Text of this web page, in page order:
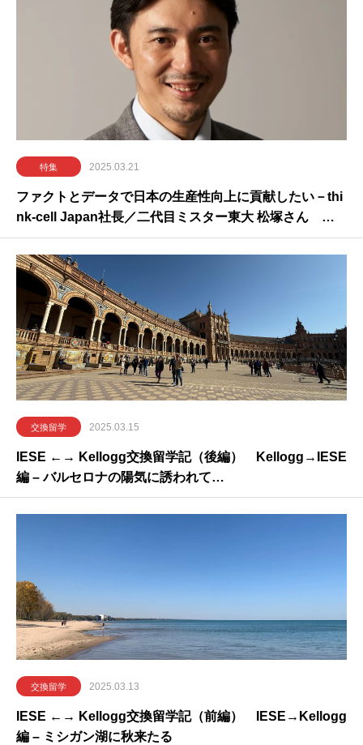
特集 2025.03.21
ファクトとデータで日本の生産性向上に貢献したい－thi
nk-cell Japan社長／二代目ミスター東大 松塚さん イ
ンタビュー
交換留学 2025.03.15
IESE ←→ Kellogg交換留学記（後編） Kellogg→IESE
編 – バルセロナの陽気に誘われて…
交換留学 2025.03.13
IESE ←→ Kellogg交換留学記（前編） IESE→Kellogg
編 – ミシガン湖に秋来たる